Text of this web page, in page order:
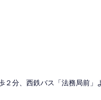
２分、西鉄バス「法務局前」